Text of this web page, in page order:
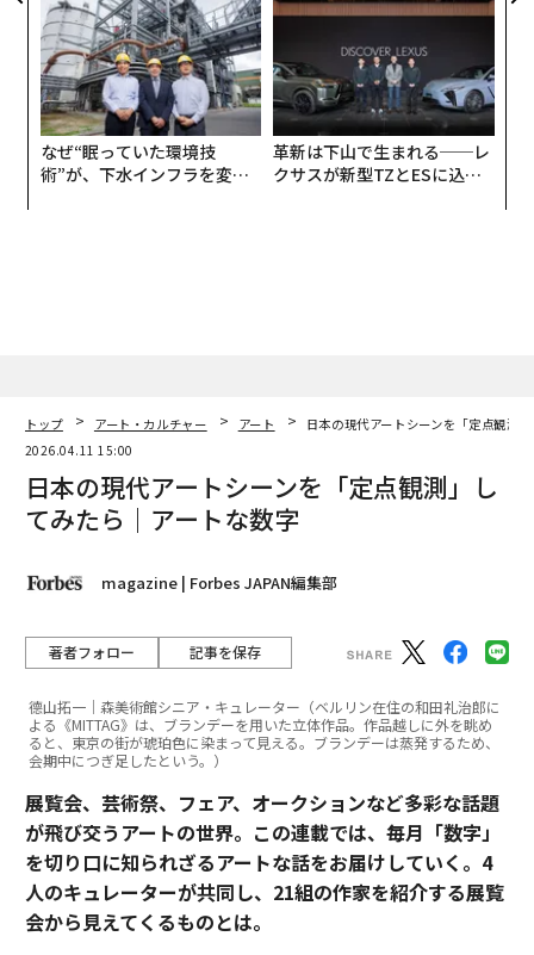
全貌
TTドコモビジネス×PwC】
なぜ“眠っていた環境技
術”が、下水インフラを変え
革新は下山で生まれる──レ
クサスが新型TZとESに込め
トップ アート・カルチャー アート
日本の現代アートシーンを「定点観測
2026.04.11 15:00
日本の現代アートシーンを「定点観測」し
てみたら｜アートな数字
magazine | Forbes JAPAN編集部
著者フォロー 記事を保存
德山拓一｜森美術館シニア・キュレーター（ベルリン在住の和田礼治郎に
よる《MITTAG》は、ブランデーを用いた立体作品。作品越しに外を眺め
ると、東京の街が琥珀色に染まって見える。ブランデーは蒸発するため、
会期中につぎ足したという。）
展覧会、芸術祭、フェア、オークションなど多彩な話題
が飛び交うアートの世界。この連載では、毎月「数字」
を切り口に知られざるアートな話をお届けしていく。4
人のキュレーターが共同し、21組の作家を紹介する展覧
会から見えてくるものとは。